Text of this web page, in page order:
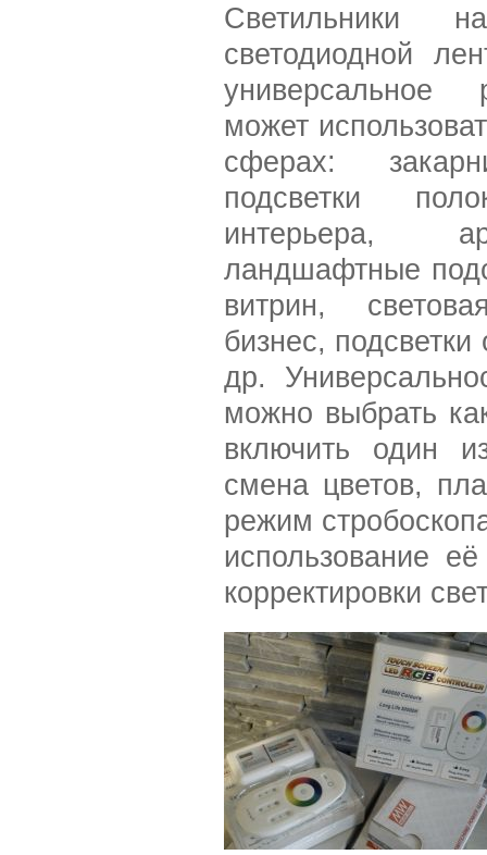
Светильники
светодиодной
универсальное
может
сферах:
подсветки
интерьера,
ландшафтные
витрин,
бизнес,
др.
можно выбрать
включить один
смена цветов,
режим
использование
корректировки